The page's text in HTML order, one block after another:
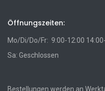
Öffnungszeiten:
Mo/Di/Do/Fr: 9:00-12:00
Sa: Geschlossen
Bestellungen werden an